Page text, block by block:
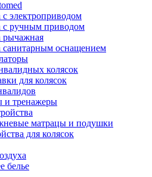
с электроприводом
с ручным приводом
рычажная
санитарным оснащением
колясок
для колясок
и тренажеры
матрацы и подушки
для колясок
белье